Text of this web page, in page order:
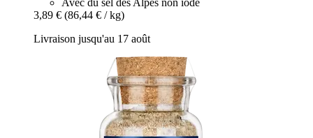
Avec du sel des Alpes non iodé
3,89 € (86,44 € / kg)
Livraison jusqu'au 17 août